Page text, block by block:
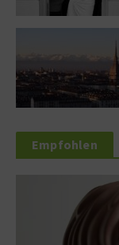
Empfohlen